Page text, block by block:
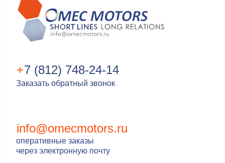
+7 (812) 748-24-14
Заказать обратный звонок
info@omecmotors.ru
оперативные заказы
через электронную почту